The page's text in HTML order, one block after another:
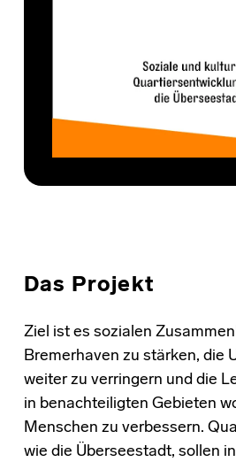
Das Projekt
Ziel ist es sozialen
Bremerhaven zu stärken, die
weiter zu verringern und die
in benachteiligten Gebieten
Menschen zu verbessern.
wie die Überseestadt, sollen